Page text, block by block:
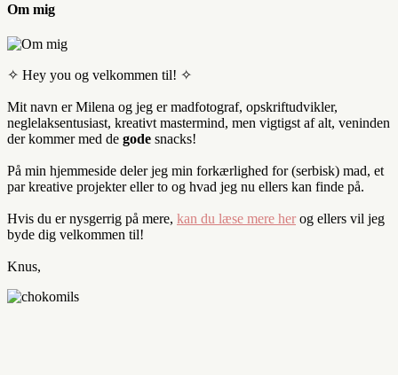
Om mig
✧ Hey you og velkommen til! ✧
Mit navn er Milena og jeg er madfotograf, opskriftudvikler,
neglelaksentusiast, kreativt mastermind, men vigtigst af alt, veninden
der kommer med de gode snacks!
På min hjemmeside deler jeg min forkærlighed for (serbisk) mad, et
par kreative projekter eller to og hvad jeg nu ellers kan finde på.
Hvis du er nysgerrig på mere, kan du læse mere her og ellers vil jeg
byde dig velkommen til!
Knus,